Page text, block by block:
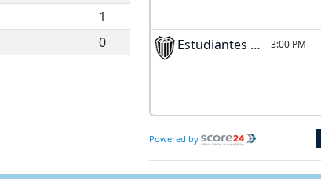
1
0 Estudiantes (BA) 3:00 PM
Powered by